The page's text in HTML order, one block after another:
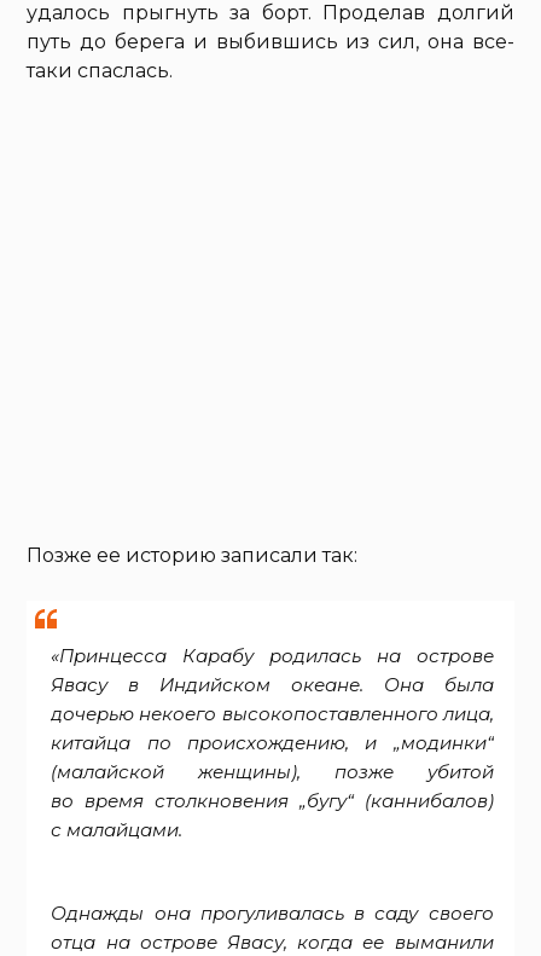
удалось прыгнуть за борт. Проделав долгий
путь до берега и выбившись из сил, она все-
таки спаслась.
Позже ее историю записали так:
«Принцесса Карабу родилась на острове
Явасу в Индийском океане. Она была
дочерью некоего высокопоставленного лица,
китайца по происхождению, и „модинки“
(малайской женщины), позже убитой
во время столкновения „бугу“ (каннибалов)
с малайцами.
Однажды она прогуливалась в саду своего
отца на острове Явасу, когда ее выманили